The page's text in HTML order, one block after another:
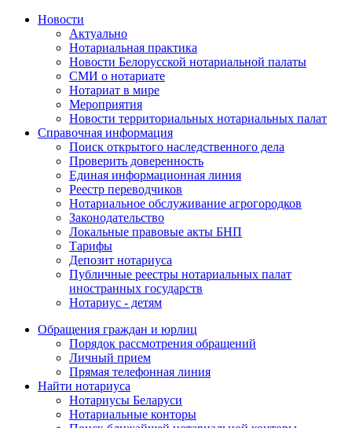
Новости
Актуально
Нотариальная практика
Новости Белорусской нотариальной палаты
СМИ о нотариате
Нотариат в мире
Мероприятия
Новости территориальных нотариальных палат
Справочная информация
Поиск открытого наследственного дела
Проверить доверенность
Единая информационная линия
Реестр переводчиков
Нотариальное обслуживание агрогородков
Законодательство
Локальные правовые акты БНП
Тарифы
Депозит нотариуса
Публичные реестры нотариальных палат
иностранных государств
Нотариус - детям
Обращения граждан и юрлиц
Порядок рассмотрения обращений
Личный прием
Прямая телефонная линия
Найти нотариуса
Нотариусы Беларуси
Нотариальные конторы